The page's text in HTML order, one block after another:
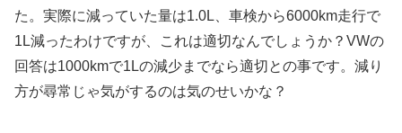
た。実際に減っていた量は1.0L、車検から6000km走行で
1L減ったわけですが、これは適切なんでしょうか？VWの
回答は1000kmで1Lの減少までなら適切との事です。減り
方が尋常じゃ気がするのは気のせいかな？